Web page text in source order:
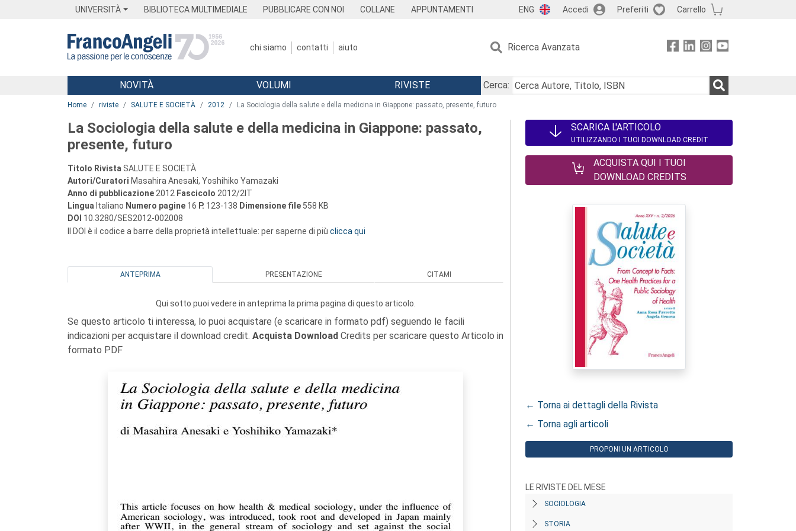
UNIVERSITÀ BIBLIOTECA MULTIMEDIALE PUBBLICARE CON NOI COLLANE APPUNTAMENTI ENG Accedi Preferiti Carrello
chi siamo contatti aiuto Ricerca Avanzata
Menu
NOVITÀ VOLUMI RIVISTE
Cerca:
Home riviste SALUTE E SOCIETÀ 2012 La Sociologia della salute e della medicina in Giappone: passato, presente, futuro
La Sociologia della salute e della medicina in Giappone: passato,
presente, futuro
Titolo Rivista SALUTE E SOCIETÀ
Autori/Curatori Masahira Anesaki, Yoshihiko Yamazaki
Anno di pubblicazione 2012 Fascicolo 2012/2IT
Lingua Italiano Numero pagine 16 P. 123-138 Dimensione file 558 KB
DOI 10.3280/SES2012-002008
Il DOI è il codice a barre della proprietà intellettuale: per saperne di più clicca qui
ANTEPRIMA PRESENTAZIONE CITAMI
Qui sotto puoi vedere in anteprima la prima pagina di questo articolo.
Se questo articolo ti interessa, lo puoi acquistare (e scaricare in formato pdf) seguendo le facili
indicazioni per acquistare il download credit. Acquista Download Credits per scaricare questo Articolo in
formato PDF
SCARICA L'ARTICOLO
UTILIZZANDO I TUOI DOWNLOAD CREDIT
ACQUISTA QUI I TUOI
DOWNLOAD CREDITS
← Torna ai dettagli della Rivista
← Torna agli articoli
PROPONI UN ARTICOLO
LE RIVISTE DEL MESE
SOCIOLOGIA
STORIA